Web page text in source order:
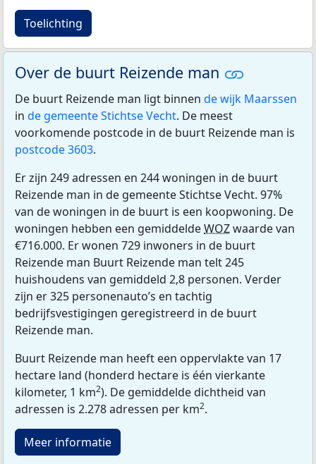
Toelichting
Over de buurt Reizende man
De buurt Reizende man ligt binnen de wijk Maarssen
in de gemeente Stichtse Vecht. De meest
voorkomende postcode in de buurt Reizende man is
postcode 3603.
Er zijn 249 adressen en 244 woningen in de buurt
Reizende man in de gemeente Stichtse Vecht. 97%
van de woningen in de buurt is een koopwoning. De
woningen hebben een gemiddeldeWOZwaarde van
€716.000. Er wonen 729 inwoners in de buurt
Reizende man Buurt Reizende man telt 245
huishoudens van gemiddeld 2,8 personen. Verder
zijn er 325 personenauto’s en tachtig
bedrijfsvestigingen geregistreerd in de buurt
Reizende man.
Buurt Reizende man heeft een oppervlakte van 17
hectare land (honderd hectare is één vierkante
kilometer, 1 km2). De gemiddelde dichtheid van
adressen is 2.278 adressen per km2.
Meer informatie